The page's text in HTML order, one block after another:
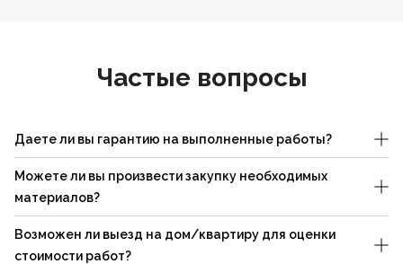
Частые вопросы
Даете ли вы гарантию на выполненные работы?
Можете ли вы произвести закупку необходимых
материалов?
Возможен ли выезд на дом/квартиру для оценки
стоимости работ?